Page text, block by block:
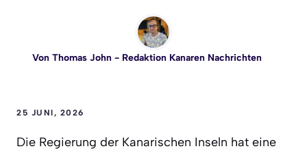
Von Thomas John- Redaktion Kanaren Nachrichten
25 JUNI, 2026
Die Regierung der Kanarischen Inseln hat eine